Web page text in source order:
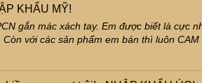
KHẨU MỸ!
gắn mác xách tay. Em được biết là cực
với các sản phẩm em bán thì luôn CAM